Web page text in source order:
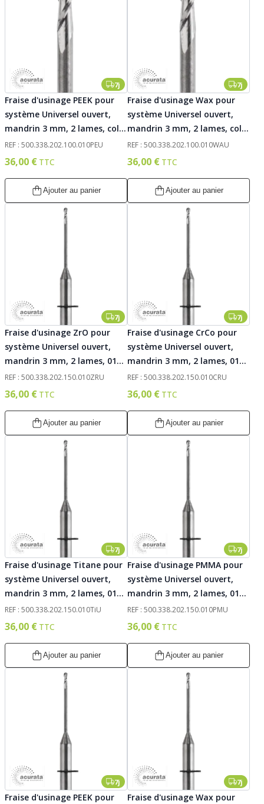
7j
Fraise d'usinage PEEK pour
système Universel ouvert,
mandrin 3 mm, 2 lames, col
court, 010. Acurata
REF : 500.338.202.100.010PEU
36,00 €
Ajouter au panier
7j
Fraise d'usinage Wax pour
système Universel ouvert,
mandrin 3 mm, 2 lames, col
court, 010. Acurata
REF : 500.338.202.100.010WAU
36,00 €
Ajouter au panier
7j
Fraise d'usinage ZrO pour
système Universel ouvert,
mandrin 3 mm, 2 lames, 010.
Acurata
REF : 500.338.202.150.010ZRU
36,00 €
Ajouter au panier
7j
Fraise d'usinage CrCo pour
système Universel ouvert,
mandrin 3 mm, 2 lames, 010.
Acurata
REF : 500.338.202.150.010CRU
36,00 €
Ajouter au panier
7j
Fraise d'usinage Titane pour
système Universel ouvert,
mandrin 3 mm, 2 lames, 010.
Acurata
REF : 500.338.202.150.010TiU
36,00 €
Ajouter au panier
7j
Fraise d'usinage PMMA pour
système Universel ouvert,
mandrin 3 mm, 2 lames, 010.
Acurata
REF : 500.338.202.150.010PMU
36,00 €
Ajouter au panier
7j
Fraise d'usinage PEEK pour
7j
Fraise d'usinage Wax pour